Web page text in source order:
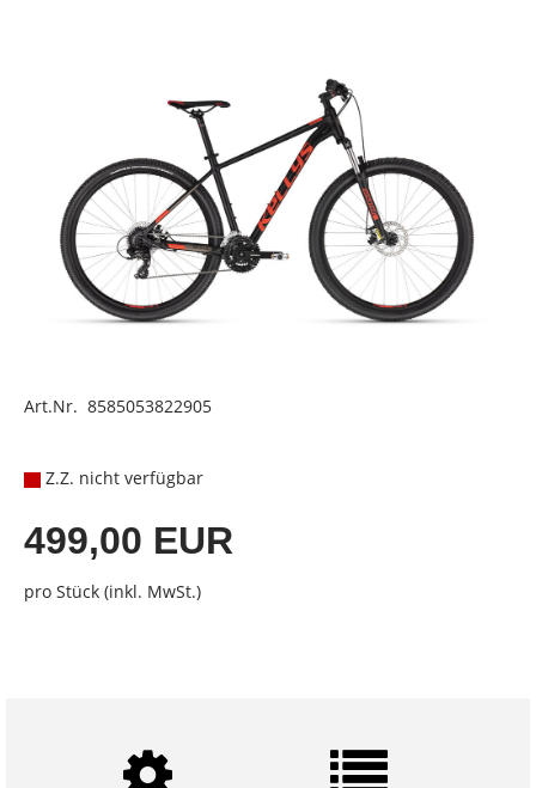
Art.Nr. 8585053822905
Z.Z. nicht verfügbar
499,00 EUR
pro Stück (inkl. MwSt.)